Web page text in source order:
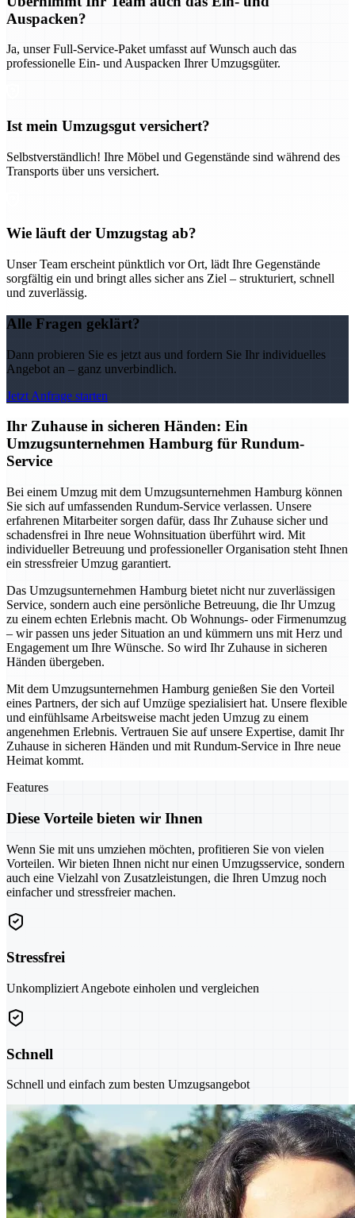
Auspacken?
Ja, unser Full-Service-Paket umfasst auf Wunsch auch das
professionelle Ein- und Auspacken Ihrer Umzugsgüter.
Ist mein Umzugsgut versichert?
Selbstverständlich! Ihre Möbel und Gegenstände sind während des
Transports über uns versichert.
Wie läuft der Umzugstag ab?
Unser Team erscheint pünktlich vor Ort, lädt Ihre Gegenstände
sorgfältig ein und bringt alles sicher ans Ziel – strukturiert, schnell
und zuverlässig.
Alle Fragen geklärt?
Dann probieren Sie es jetzt aus und fordern Sie Ihr individuelles
Angebot an – ganz unverbindlich.
Jetzt Anfrage starten
Ihr Zuhause in sicheren Händen: Ein
Umzugsunternehmen Hamburg für Rundum-
Service
Bei einem Umzug mit dem Umzugsunternehmen Hamburg können
Sie sich auf umfassenden Rundum-Service verlassen. Unsere
erfahrenen Mitarbeiter sorgen dafür, dass Ihr Zuhause sicher und
schadensfrei in Ihre neue Wohnsituation überführt wird. Mit
individueller Betreuung und professioneller Organisation steht Ihnen
ein stressfreier Umzug garantiert.
Das Umzugsunternehmen Hamburg bietet nicht nur zuverlässigen
Service, sondern auch eine persönliche Betreuung, die Ihr Umzug
zu einem echten Erlebnis macht. Ob Wohnungs- oder Firmenumzug
– wir passen uns jeder Situation an und kümmern uns mit Herz und
Engagement um Ihre Wünsche. So wird Ihr Zuhause in sicheren
Händen übergeben.
Mit dem Umzugsunternehmen Hamburg genießen Sie den Vorteil
eines Partners, der sich auf Umzüge spezialisiert hat. Unsere flexible
und einfühlsame Arbeitsweise macht jeden Umzug zu einem
angenehmen Erlebnis. Vertrauen Sie auf unsere Expertise, damit Ihr
Zuhause in sicheren Händen und mit Rundum-Service in Ihre neue
Heimat kommt.
Features
Diese Vorteile bieten wir Ihnen
Wenn Sie mit uns umziehen möchten, profitieren Sie von vielen
Vorteilen. Wir bieten Ihnen nicht nur einen Umzugsservice, sondern
auch eine Vielzahl von Zusatzleistungen, die Ihren Umzug noch
einfacher und stressfreier machen.
Stressfrei
Unkompliziert Angebote einholen und vergleichen
Schnell
Schnell und einfach zum besten Umzugsangebot